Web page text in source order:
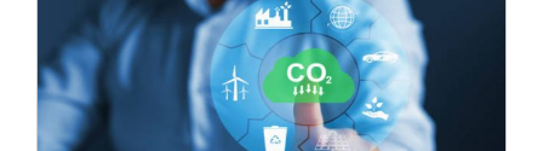
Llegir-ne més